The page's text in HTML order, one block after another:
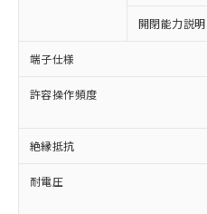
開閉能力説明
端子仕様
許容操作頻度
絶縁抵抗
耐電圧
以下の条件をお読み
ご利用ください。
本サービスは、
商品の当社在庫
当社制御機器
本サービスの
ことをご了承く
対応予定なし：EU
非含有に非対応の商
定はありません。
調査・確認中：EU
非含有の対応状況を
非該当品：ライセン
害物質有無と関係の
いたものが、含有品
むを得ず変更するこ
※1 中国RoHS○×表
「○」：最大均質材
基準値以下であるこ
「×」：最大均質材
基準値を超えている
「－」：未確認です
当社は、これ